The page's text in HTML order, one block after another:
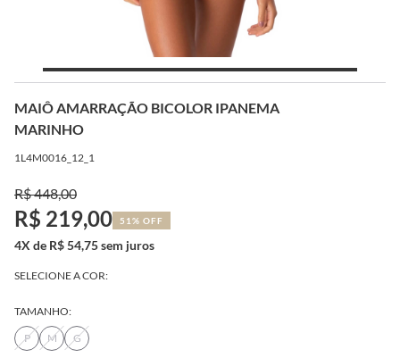
MAIÔ AMARRAÇÃO BICOLOR IPANEMA
MARINHO
1L4M0016_12_1
R$ 448,00
R$ 219,00 51% OFF
4X de R$ 54,75 sem juros
SELECIONE A COR:
TAMANHO:
P
M G